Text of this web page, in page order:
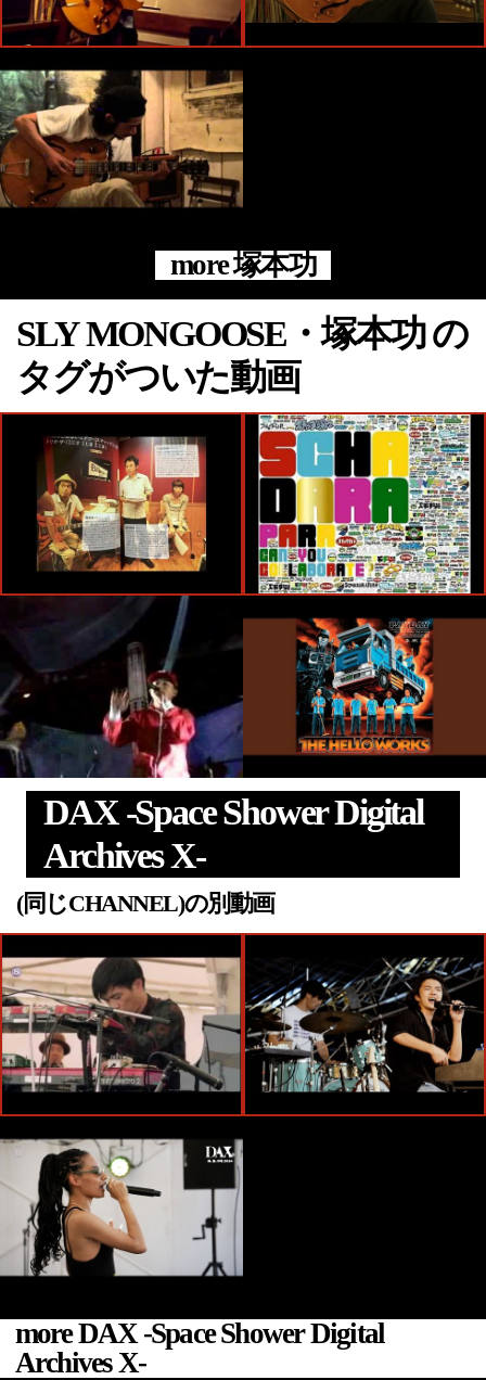
more 塚本功
SLY MONGOOSE・塚本功 の
タグがついた動画
DAX -Space Shower Digital
Archives X-
(同じCHANNEL)の別動画
more DAX -Space Shower Digital
Archives X-